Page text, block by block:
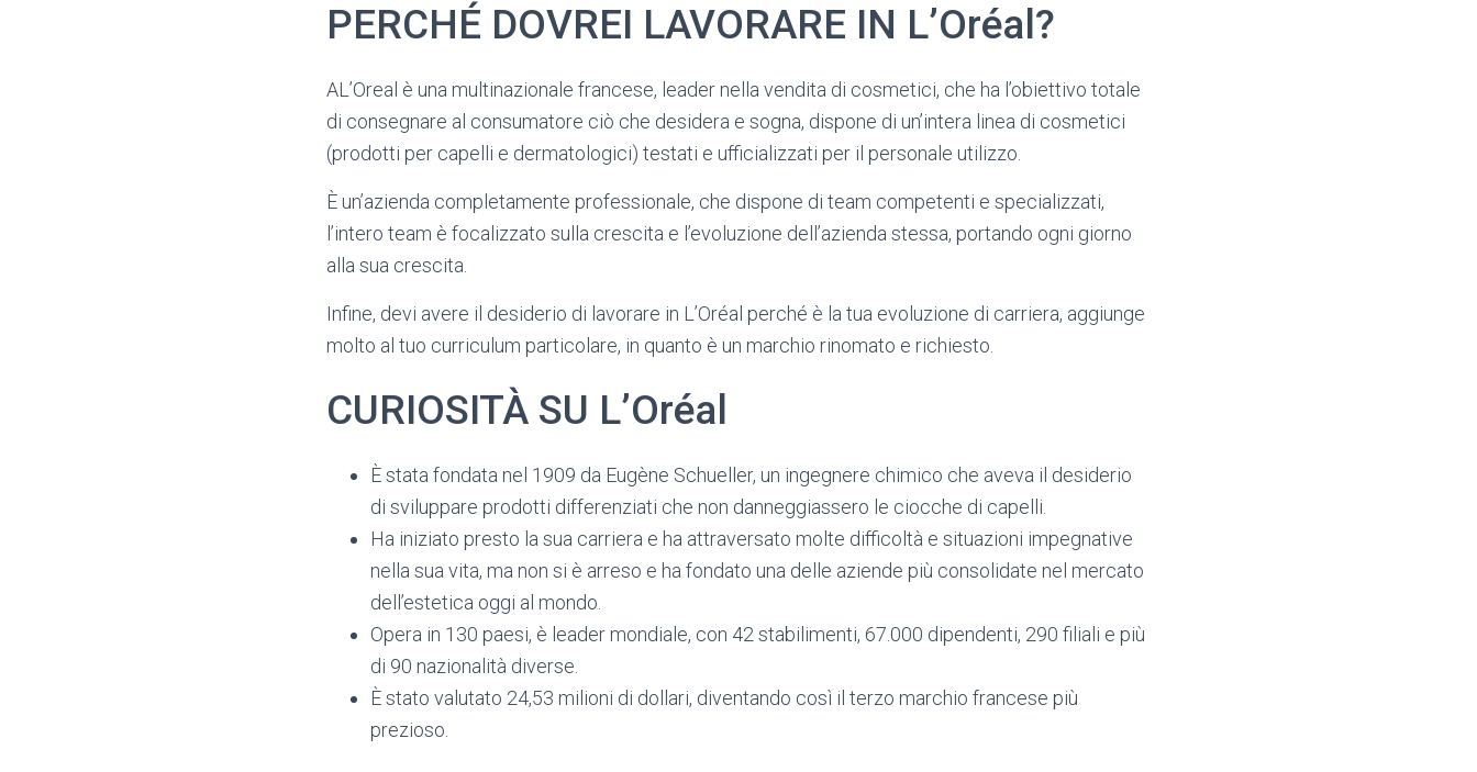
PERCHÉ DOVREI LAVORARE IN L’Oréal?
AL’Oreal è una multinazionale francese, leader nella vendita di cosmetici, che ha l’obiettivo totale
di consegnare al consumatore ciò che desidera e sogna, dispone di un’intera linea di cosmetici
(prodotti per capelli e dermatologici) testati e ufficializzati per il personale utilizzo.
È un’azienda completamente professionale, che dispone di team competenti e specializzati,
l’intero team è focalizzato sulla crescita e l’evoluzione dell’azienda stessa, portando ogni giorno
alla sua crescita.
Infine, devi avere il desiderio di lavorare in L’Oréal perché è la tua evoluzione di carriera, aggiunge
molto al tuo curriculum particolare, in quanto è un marchio rinomato e richiesto.
CURIOSITÀ SU L’Oréal
È stata fondata nel 1909 da Eugène Schueller, un ingegnere chimico che aveva il desiderio
di sviluppare prodotti differenziati che non danneggiassero le ciocche di capelli.
Ha iniziato presto la sua carriera e ha attraversato molte difficoltà e situazioni impegnative
nella sua vita, ma non si è arreso e ha fondato una delle aziende più consolidate nel mercato
dell’estetica oggi al mondo.
Opera in 130 paesi, è leader mondiale, con 42 stabilimenti, 67.000 dipendenti, 290 filiali e più
di 90 nazionalità diverse.
È stato valutato 24,53 milioni di dollari, diventando così il terzo marchio francese più
prezioso.